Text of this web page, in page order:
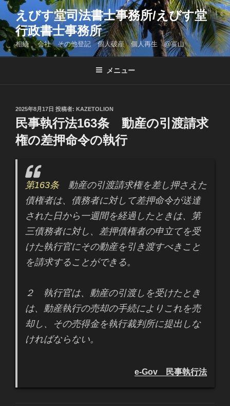
コ
ン
テ
ン
ツ
えびす堂司法書士事務所/えびす堂
行政書士事務所
相続 会社 その他登記 個人破産 個人再生 @富山
メニュー
投
稿
日:
2025年8月17日 投稿者: KAZETOLION
民事執行法163条 動産の引渡請求
権の差押命令の執行
第163条動産の引渡請求権を差し押さえた
債権者は、債務者に対して差押命令が送達
された日から一週間を経過したときは、第
三債務者に対し、差押債権者の申立てを受
けた執行官にその動産を引き渡すべきこと
を請求することができる。
２ 執行官は、動産の引渡しを受けたとき
は、動産執行の売却の手続によりこれを売
却し、その売得金を執行裁判所に提出しな
ければならない。
e-Gov 民事執行法